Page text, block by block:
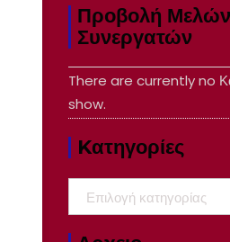
Προβολή
Συνεργατών
There are currently no
show.
Kατηγορίες
Kατηγορίες